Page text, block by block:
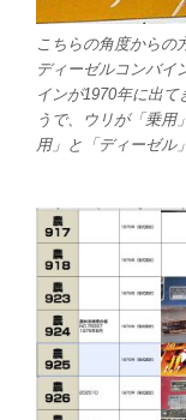
こちらの角度からの
ディーゼルコンバイ
インが1970年に出
うで、ウリが「乗用
用」と「ディーゼル